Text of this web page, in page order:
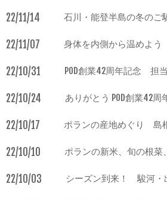
22/11/14 石川・能登半島の冬の
22/11/07 身体を内側から温めよ
22/10/31 POD創業42周年記念 担
22/10/24 ありがとう POD創業42
22/10/17 ポランの産地めぐり 島
22/10/10 ポランの新米、旬の根
22/10/03 シーズン到来！ 駿河・